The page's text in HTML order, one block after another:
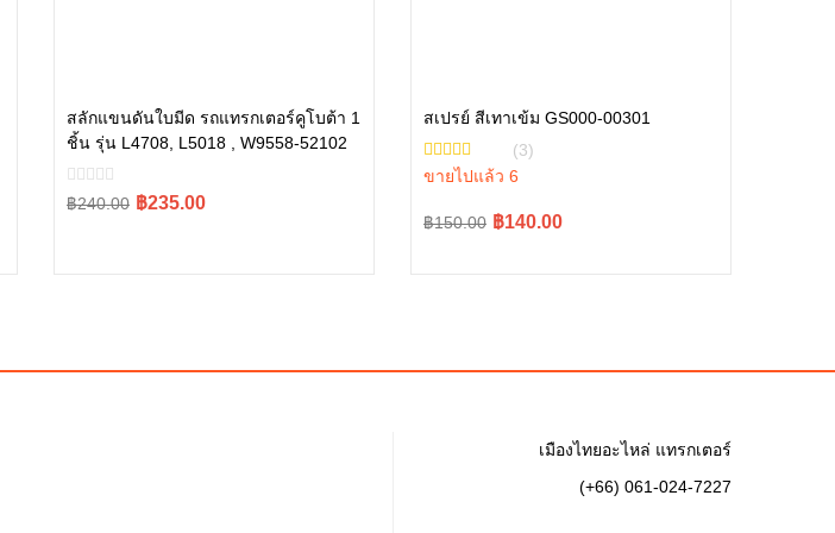
สลักแขนดันใบมีด รถแทรกเตอร์คูโบต้า 1
ชิ้น รุ่น L4708, L5018 , W9558-52102
฿240.00
Original ฿235.00
Current
หยิบใส่ตะกร้า
สเปรย์ สีเทาเข้ม GS000-00301
(3)
ขายไปแล้ว 6
฿150.00
Original ฿140.00
Current
หยิบใส่ตะกร้า
เมืองไทยอะไหล่ แทรกเตอร์
(+66) 061-024-7227